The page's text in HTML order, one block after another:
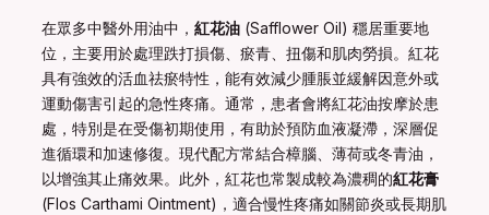
在眾多中醫外用油中， 紅花油 (Safflower Oil) 穩居重要地
位，主要用於處理跌打損傷、瘀青、扭傷和肌肉勞損。紅花
具有強效的活血祛瘀特性，能有效減少腫脹並緩解因意外或
運動傷害引起的急性疼痛。通常，患者會將紅花油按摩於患
處，特別是在受傷初期使用，有助於預防血液凝滯，深層促
進循環和加速修復。現代配方常結合樟腦、薄荷或冬青油，
以增強其止痛效果。此外，紅花也常製成較為濃稠的紅花膏
(Flos Carthami Ointment)，適合慢性疼痛如關節炎或長期肌